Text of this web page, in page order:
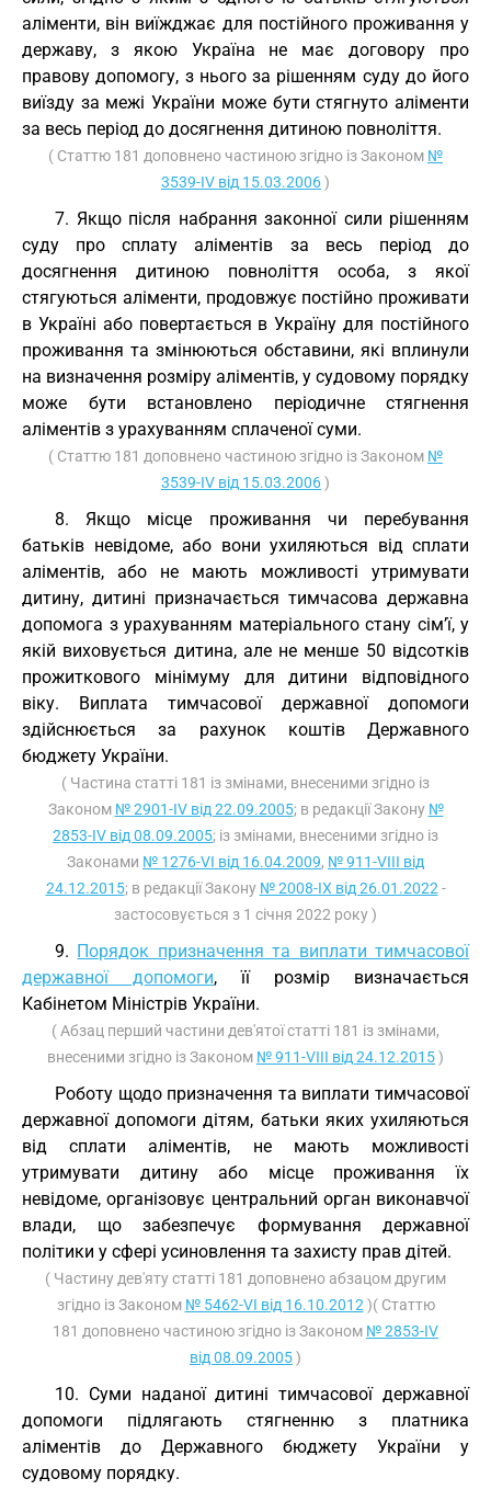
аліменти, він виїжджає для постійного проживання у
державу, з якою Україна не має договору про
правову допомогу, з нього за рішенням суду до його
виїзду за межі України може бути стягнуто аліменти
за весь період до досягнення дитиною повноліття.
( Статтю 181 доповнено частиною згідно із Законом №
3539-IV від 15.03.2006)
7. Якщо після набрання законної сили рішенням
суду про сплату аліментів за весь період до
досягнення дитиною повноліття особа, з якої
стягуються аліменти, продовжує постійно проживати
в Україні або повертається в Україну для постійного
проживання та змінюються обставини, які вплинули
на визначення розміру аліментів, у судовому порядку
може бути встановлено періодичне стягнення
аліментів з урахуванням сплаченої суми.
( Статтю 181 доповнено частиною згідно із Законом №
3539-IV від 15.03.2006)
8. Якщо місце проживання чи перебування
батьків невідоме, або вони ухиляються від сплати
аліментів, або не мають можливості утримувати
дитину, дитині призначається тимчасова державна
допомога з урахуванням матеріального стану сім’ї, у
якій виховується дитина, але не менше 50 відсотків
прожиткового мінімуму для дитини відповідного
віку. Виплата тимчасової державної допомоги
здійснюється за рахунок коштів Державного
бюджету України.
( Частина статті 181 із змінами, внесеними згідно із
Законом № 2901-IV від 22.09.2005; в редакції Закону №
2853-IV від 08.09.2005; із змінами, внесеними згідно із
Законами № 1276-VI від 16.04.2009, № 911-VIII від
24.12.2015; в редакції Закону № 2008-IX від 26.01.2022 -
застосовується з 1 січня 2022 року )
9. Порядок призначення та виплати тимчасової
державної допомоги, її розмір визначається
Кабінетом Міністрів України.
( Абзац перший частини дев'ятої статті 181 із змінами,
внесеними згідно із Законом № 911-VIII від 24.12.2015)
Роботу щодо призначення та виплати тимчасової
державної допомоги дітям, батьки яких ухиляються
від сплати аліментів, не мають можливості
утримувати дитину або місце проживання їх
невідоме, організовує центральний орган виконавчої
влади, що забезпечує формування державної
політики у сфері усиновлення та захисту прав дітей.
( Частину дев'яту статті 181 доповнено абзацом другим
згідно із Законом № 5462-VI від 16.10.2012 )( Статтю
181 доповнено частиною згідно із Законом № 2853-IV
від 08.09.2005)
10. Суми наданої дитині тимчасової державної
допомоги підлягають стягненню з платника
аліментів до Державного бюджету України у
судовому порядку.